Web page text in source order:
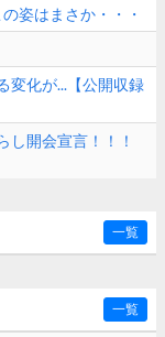
姿はまさか・・・
変化が...【公開収録
し開会宣言！！！
一覧
一覧